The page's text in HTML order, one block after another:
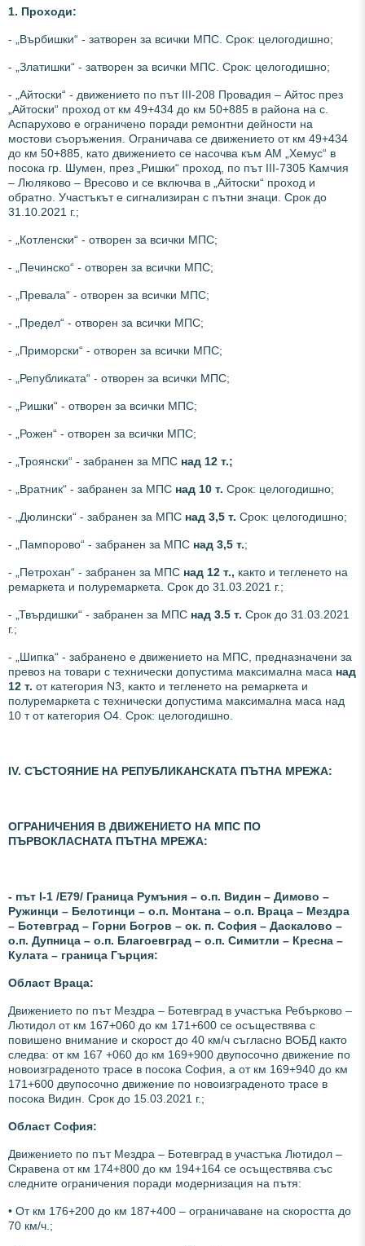
1. Проходи:
- „Върбишки“ - затворен за всички МПС. Срок: целогодишно;
- „Златишки“ - затворен за всички МПС. Срок: целогодишно;
- „Айтоски“ - движението по път III-208 Провадия – Айтос през
„Айтоски“ проход от км 49+434 до км 50+885 в района на с.
Аспарухово е ограничено поради ремонтни дейности на
мостови съоръжения. Ограничава се движението от км 49+434
до км 50+885, като движението се насочва към АМ „Хемус“ в
посока гр. Шумен, през „Ришки“ проход, по път III-7305 Камчия
– Люляково – Вресово и се включва в „Айтоски“ проход и
обратно. Участъкът е сигнализиран с пътни знаци. Срок до
31.10.2021 г.;
- „Котленски“ - отворен за всички МПС;
- „Печинско“ - отворен за всички МПС;
- „Превала“ - отворен за всички МПС;
- „Предел“ - отворен за всички МПС;
- „Приморски“ - отворен за всички МПС;
- „Републиката“ - отворен за всички МПС;
- „Ришки“ - отворен за всички МПС;
- „Рожен“ - отворен за всички МПС;
- „Троянски“ - забранен за МПС над 12 т.;
- „Вратник“ - забранен за МПС над 10 т. Срок: целогодишно;
- „Дюлински“ - забранен за МПС над 3,5 т. Срок: целогодишно;
- „Пампорово“ - забранен за МПС над 3,5 т.;
- „Петрохан“ - забранен за МПС над 12 т., както и тегленето на
ремаркета и полуремаркета. Срок до 31.03.2021 г.;
- „Твърдишки“ - забранен за МПС над 3.5 т. Срок до 31.03.2021
г.;
- „Шипка“ - забранено е движението на МПС, предназначени за
превоз на товари с технически допустима максимална маса над
12 т. от категория N3, както и тегленето на ремаркета и
полуремаркета с технически допустима максимална маса над
10 т от категория О4. Срок: целогодишно.
ІV. СЪСТОЯНИЕ НА РЕПУБЛИКАНСКАТА ПЪТНА МРЕЖА:
ОГРАНИЧЕНИЯ В ДВИЖЕНИЕТО НА МПС ПО
ПЪРВОКЛАСНАТА ПЪТНА МРЕЖА:
- път I-1 /Е79/ Граница Румъния – о.п. Видин – Димово –
Ружинци – Белотинци – о.п. Монтана – о.п. Враца – Мездра
– Ботевград – Горни Богров – ок. п. София – Даскалово –
о.п. Дупница – о.п. Благоевград – о.п. Симитли – Кресна –
Кулата – граница Гърция:
Област Враца:
Движението по път Мездра – Ботевград в участъка Ребърково –
Лютидол от км 167+060 до км 171+600 се осъществява с
повишено внимание и скорост до 40 км/ч съгласно ВОБД както
следва: от км 167 +060 до км 169+900 двупосочно движение по
новоизграденото трасе в посока София, а от км 169+940 до км
171+600 двупосочно движение по новоизграденото трасе в
посока Видин. Срок до 15.03.2021 г.;
Област София:
Движението по път Мездра – Ботевград в участъка Лютидол –
Скравена от км 174+800 до км 194+164 се осъществява със
следните ограничения поради модернизация на пътя:
• От км 176+200 до км 187+400 – ограничаване на скоростта до
70 км/ч.;